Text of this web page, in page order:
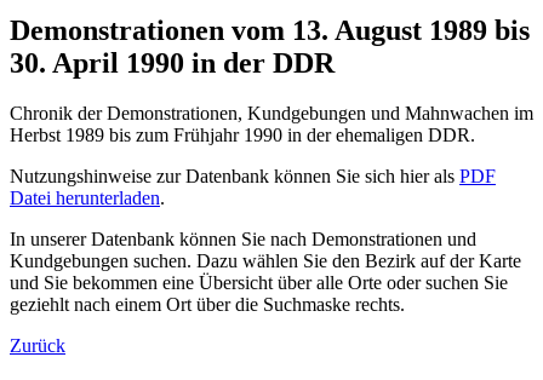
Demonstrationen vom 13. August 1989 bis
30. April 1990 in der DDR
Chronik der Demonstrationen, Kundgebungen und Mahnwachen im
Herbst 1989 bis zum Frühjahr 1990 in der ehemaligen DDR.
Nutzungshinweise zur Datenbank können Sie sich hier als PDF
Datei herunterladen.
In unserer Datenbank können Sie nach Demonstrationen und
Kundgebungen suchen. Dazu wählen Sie den Bezirk auf der Karte
und Sie bekommen eine Übersicht über alle Orte oder suchen Sie
geziehlt nach einem Ort über die Suchmaske rechts.
Zurück